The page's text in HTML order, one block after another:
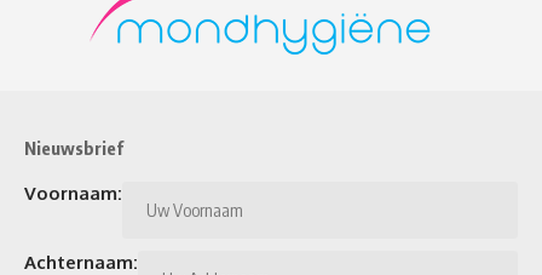
Nieuwsbrief
Voornaam:
Achternaam: